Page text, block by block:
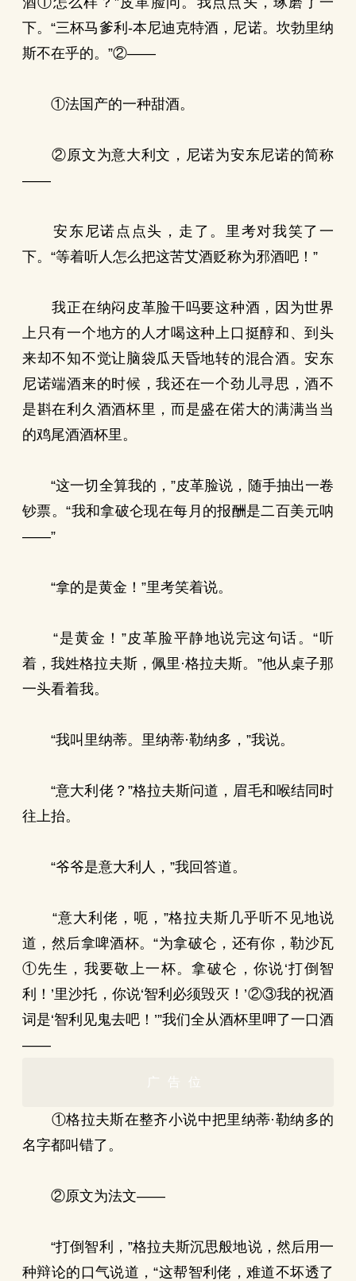
下。“三杯马爹利-本尼迪克特酒，尼诺。坎勃里纳
斯不在乎的。”②——
①法国产的一种甜酒。
②原文为意大利文，尼诺为安东尼诺的简称
——
安东尼诺点点头，走了。里考对我笑了一
下。“等着听人怎么把这苦艾酒贬称为邪酒吧！”
我正在纳闷皮革脸干吗要这种酒，因为世界
上只有一个地方的人才喝这种上口挺醇和、到头
来却不知不觉让脑袋瓜天昏地转的混合酒。安东
尼诺端酒来的时候，我还在一个劲儿寻思，酒不
是斟在利久酒酒杯里，而是盛在偌大的满满当当
的鸡尾酒酒杯里。
“这一切全算我的，”皮革脸说，随手抽出一卷
钞票。“我和拿破仑现在每月的报酬是二百美元呐
——”
“拿的是黄金！”里考笑着说。
“是黄金！”皮革脸平静地说完这句话。“听
着，我姓格拉夫斯，佩里·格拉夫斯。”他从桌子那
一头看着我。
“我叫里纳蒂。里纳蒂·勒纳多，”我说。
“意大利佬？”格拉夫斯问道，眉毛和喉结同时
往上抬。
“爷爷是意大利人，”我回答道。
“意大利佬，呃，”格拉夫斯几乎听不见地说
道，然后拿啤酒杯。“为拿破仑，还有你，勒沙瓦
①先生，我要敬上一杯。拿破仑，你说‘打倒智
利！’里沙托，你说‘智利必须毁灭！’②③我的祝酒
词是‘智利见鬼去吧！’”我们全从酒杯里呷了一口酒
——
广告位
①格拉夫斯在整齐小说中把里纳蒂·勒纳多的
名字都叫错了。
②原文为法文——
“打倒智利，”格拉夫斯沉思般地说，然后用一
种辩论的口气说道，“这帮智利佬，难道不坏透了